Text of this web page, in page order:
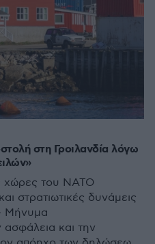
στη Γροιλανδία λόγω
χώρες του NATO
στρατιωτικές δυνάμεις
Μήνυμα
ασφάλεια και την